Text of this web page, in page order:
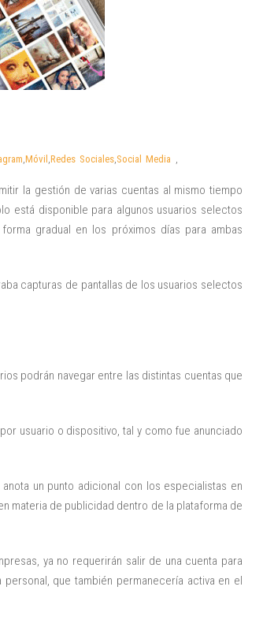
,Móvil ,Redes Sociales,Social Media ,
la gestión de varias cuentas al mismo tiempo
está disponible para algunos usuarios selectos
gradual en los próximos días para ambas
capturas de pantallas de los usuarios selectos
podrán navegar entre las distintas cuentas que
usuario o dispositivo, tal y como fue anunciado
un punto adicional con los especialistas en
materia de publicidad dentro de la plataforma de
ya no requerirán salir de una cuenta para
que también permanecería activa en el